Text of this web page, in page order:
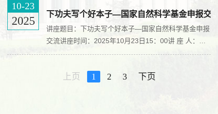
教育部重点实验室主任。兼任中国机械工程学会常务理
事、中国机械工程学会机械工业自动化分会主任委员、
中国机械工程学会成组与智能集成技术分会副主任委
10-23
2025
下功夫写个好本子—国家自然科学基金申报交
讲座题目：下功夫写个好本子—国家自然科学基金申报
交流讲座时间：2025年10月23日15：00讲 座 人：黄
洪钟讲座地点：腾飞楼C509会议室主讲人简介：黄洪
子科技大学国际合作与国际教育委员会主任，电子科技
上页 1 2 3 下页